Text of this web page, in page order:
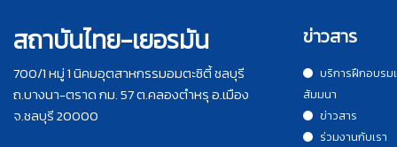
สถาบันไทย-เยอรมัน
700/1 หมู่ 1 นิคมอุตสาหกรรมอมตะซิตี้ ชลบุรี
ถ.บางนา-ตราด กม. 57 ต.คลองตำหรุ อ.เมือง
จ.ชลบุรี 20000
ข่าวสาร
บริการฝึกอบรม
สัมมนา
ข่าวสาร
ร่วมงานกับเรา